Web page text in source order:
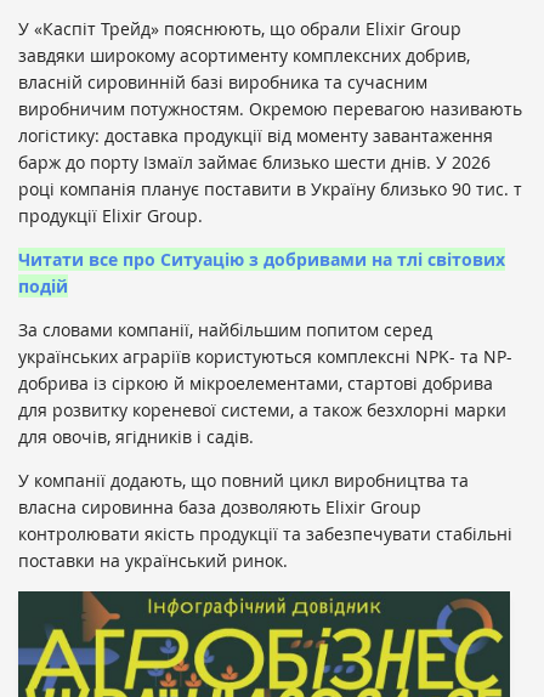
У «Каспіт Трейд» пояснюють, що обрали Elixir Group
завдяки широкому асортименту комплексних добрив,
власній сировинній базі виробника та сучасним
виробничим потужностям. Окремою перевагою називають
логістику: доставка продукції від моменту завантаження
барж до порту Ізмаїл займає близько шести днів. У 2026
році компанія планує поставити в Україну близько 90 тис. т
продукції Elixir Group.
Читати все про Ситуацію з добривами на тлі світових
подій
За словами компанії, найбільшим попитом серед
українських аграріїв користуються комплексні NPK- та NP-
добрива із сіркою й мікроелементами, стартові добрива
для розвитку кореневої системи, а також безхлорні марки
для овочів, ягідників і садів.
У компанії додають, що повний цикл виробництва та
власна сировинна база дозволяють Elixir Group
контролювати якість продукції та забезпечувати стабільні
поставки на український ринок.